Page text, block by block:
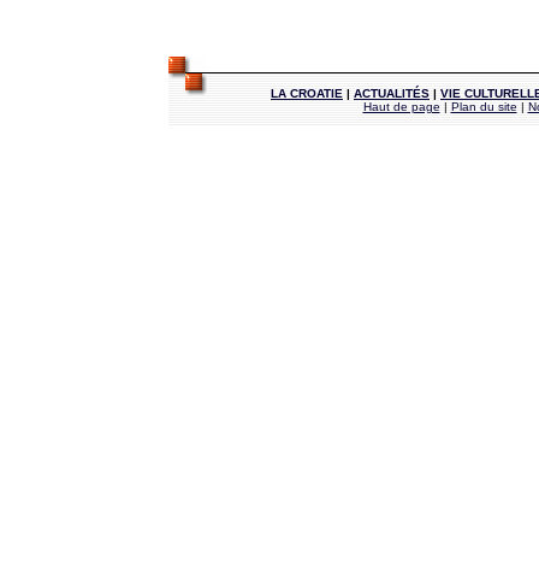
LA CROATIE | ACTUALITÉS | VIE
Haut de page| Plan du site|